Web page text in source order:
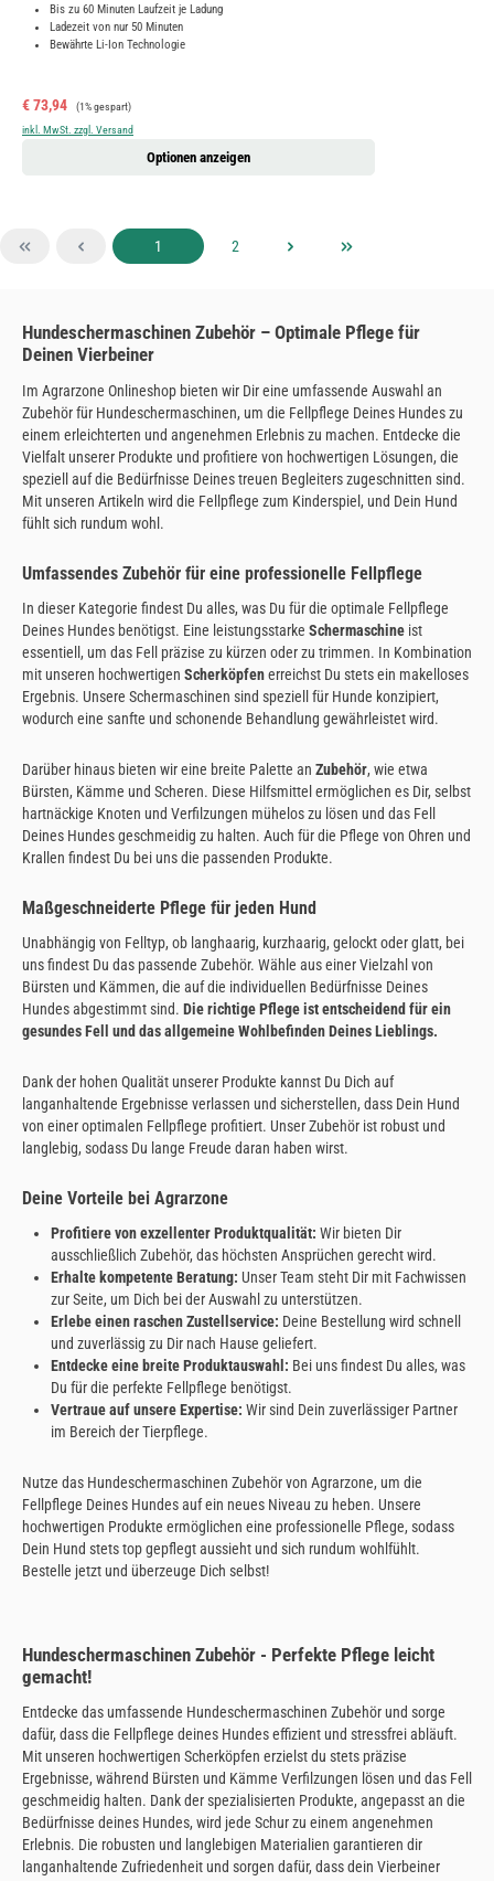
Bis zu 60 Minuten Laufzeit je Ladung
Ladezeit von nur 50 Minuten
Bewährte Li-Ion Technologie
Verkaufspreis:
€ 73,94 Regulärer Preis:
(1% gespart)
inkl. MwSt. zzgl. Versand
Optionen anzeigen
Seite
1 Seite
2
Hundeschermaschinen Zubehör – Optimale Pflege für
Deinen Vierbeiner
Im Agrarzone Onlineshop bieten wir Dir eine umfassende Auswahl an
Zubehör für Hundeschermaschinen, um die Fellpflege Deines Hundes zu
einem erleichterten und angenehmen Erlebnis zu machen. Entdecke die
Vielfalt unserer Produkte und profitiere von hochwertigen Lösungen, die
speziell auf die Bedürfnisse Deines treuen Begleiters zugeschnitten sind.
Mit unseren Artikeln wird die Fellpflege zum Kinderspiel, und Dein Hund
fühlt sich rundum wohl.
Umfassendes Zubehör für eine professionelle Fellpflege
In dieser Kategorie findest Du alles, was Du für die optimale Fellpflege
Deines Hundes benötigst. Eine leistungsstarke Schermaschine ist
essentiell, um das Fell präzise zu kürzen oder zu trimmen. In Kombination
mit unseren hochwertigen Scherköpfenerreichst Du stets ein makelloses
Ergebnis. Unsere Schermaschinen sind speziell für Hunde konzipiert,
wodurch eine sanfte und schonende Behandlung gewährleistet wird.
Darüber hinaus bieten wir eine breite Palette an Zubehör, wie etwa
Bürsten, Kämme und Scheren. Diese Hilfsmittel ermöglichen es Dir, selbst
hartnäckige Knoten und Verfilzungen mühelos zu lösen und das Fell
Deines Hundes geschmeidig zu halten. Auch für die Pflege von Ohren und
Krallen findest Du bei uns die passenden Produkte.
Maßgeschneiderte Pflege für jeden Hund
Unabhängig von Felltyp, ob langhaarig, kurzhaarig, gelockt oder glatt, bei
uns findest Du das passende Zubehör. Wähle aus einer Vielzahl von
Bürsten und Kämmen, die auf die individuellen Bedürfnisse Deines
Hundes abgestimmt sind. Die richtige Pflege ist entscheidend für ein
gesundes Fell und das allgemeine Wohlbefinden Deines Lieblings.
Dank der hohen Qualität unserer Produkte kannst Du Dich auf
langanhaltende Ergebnisse verlassen und sicherstellen, dass Dein Hund
von einer optimalen Fellpflege profitiert. Unser Zubehör ist robust und
langlebig, sodass Du lange Freude daran haben wirst.
Deine Vorteile bei Agrarzone
Profitiere von exzellenter Produktqualität: Wir bieten Dir
ausschließlich Zubehör, das höchsten Ansprüchen gerecht wird.
Erhalte kompetente Beratung: Unser Team steht Dir mit Fachwissen
zur Seite, um Dich bei der Auswahl zu unterstützen.
Erlebe einen raschen Zustellservice: Deine Bestellung wird schnell
und zuverlässig zu Dir nach Hause geliefert.
Entdecke eine breite Produktauswahl: Bei uns findest Du alles, was
Du für die perfekte Fellpflege benötigst.
Vertraue auf unsere Expertise: Wir sind Dein zuverlässiger Partner
im Bereich der Tierpflege.
Nutze das Hundeschermaschinen Zubehör von Agrarzone, um die
Fellpflege Deines Hundes auf ein neues Niveau zu heben. Unsere
hochwertigen Produkte ermöglichen eine professionelle Pflege, sodass
Dein Hund stets top gepflegt aussieht und sich rundum wohlfühlt.
Bestelle jetzt und überzeuge Dich selbst!
Hundeschermaschinen Zubehör - Perfekte Pflege leicht
gemacht!
Entdecke das umfassende Hundeschermaschinen Zubehör und sorge
dafür, dass die Fellpflege deines Hundes effizient und stressfrei abläuft.
Mit unseren hochwertigen Scherköpfen erzielst du stets präzise
Ergebnisse, während Bürsten und Kämme Verfilzungen lösen und das Fell
geschmeidig halten. Dank der spezialisierten Produkte, angepasst an die
Bedürfnisse deines Hundes, wird jede Schur zu einem angenehmen
Erlebnis. Die robusten und langlebigen Materialien garantieren dir
langanhaltende Zufriedenheit und sorgen dafür, dass dein Vierbeiner